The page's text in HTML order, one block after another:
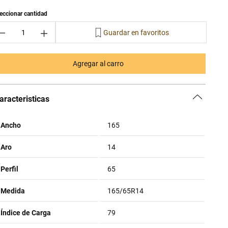
＋
Agregar al carro
Ancho 165
Aro 14
Perfil 65
Medida 165/65R14
Índice de Carga 79